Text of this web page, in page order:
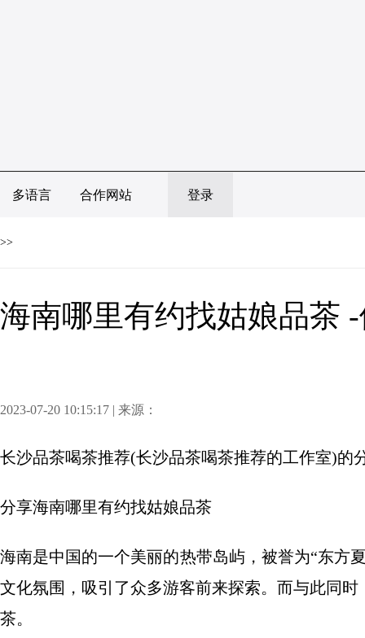
多语言 合作网站 登录
>>
海南哪里有约找姑娘品茶
2023-07-20 10:15:17 | 来源：
长沙品茶喝茶推荐(长沙品茶喝茶推荐的工作室)的
分享海南哪里有约找姑娘品茶
海南是中国的一个美丽的热带岛屿，被誉为“东方
文化氛围，吸引了众多游客前来探索。而与此同
茶。